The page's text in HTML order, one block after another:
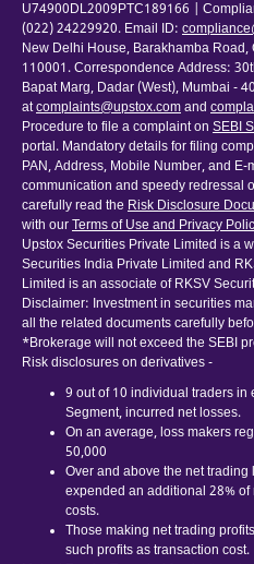
U74900DL2009PTC189166 |
(022) 24229920. Email ID:
New Delhi House, Barakhamba
110001. Correspondence Address:
Bapat Marg, Dadar (West), Mumbai -
atcomplaints@upstox.comand
Procedure to file a complaint on SEBI
portal. Mandatory details for filing
PAN, Address, Mobile Number, and
communication and speedy redressal
carefully read the Risk Disclosure
with ourTerms of Use and Privacy
Upstox Securities Private Limited is a
Securities India Private Limited and
Limited is an associate of RKSV
Disclaimer: Investment in securities
all the related documents carefully
*Brokerage will not exceed the SEBI
Risk disclosures on derivatives -
9 out of 10 individual traders in
Segment, incurred net losses.
On an average, loss makers
50,000
Over and above the net
expended an additional 28%
costs.
Those making net trading
such profits as transaction cost.